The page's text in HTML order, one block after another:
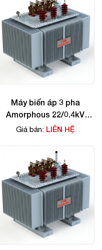
Máy biến áp 3 pha
Amorphous 22/0.4kV
50KVA
Giá bán: LIÊN HỆ